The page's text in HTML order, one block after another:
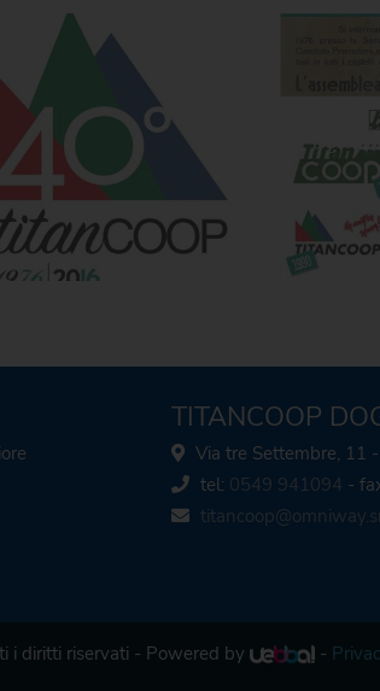
TITANCOOP
Via tre Settembre, 11
tel: 0549 941094 -
i diritti riservati - Powered by -